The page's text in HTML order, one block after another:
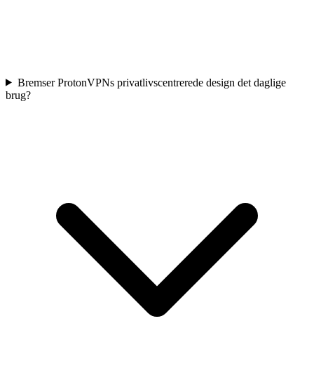
Bremser ProtonVPNs privatlivscentrerede design det daglige
brug?